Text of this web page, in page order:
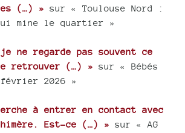
(…) » sur « Toulouse Nord :
mine le quartier »
ne regarde pas souvent ce
retrouver (…) » sur « Bébés
2026 »
à entrer en contact avec
Est-ce (…) » sur « AG